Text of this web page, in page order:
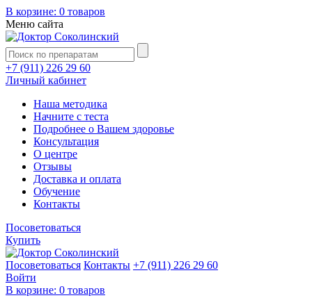
В корзине: 0 товаров
Меню сайта
+7 (911) 226 29 60
Личный кабинет
Наша методика
Начните с теста
Подробнее о Вашем здоровье
Консультация
О центре
Отзывы
Доставка и оплата
Обучение
Контакты
Посоветоваться
Купить
Посоветоваться Контакты +7 (911) 226 29 60
Войти
В корзине: 0 товаров